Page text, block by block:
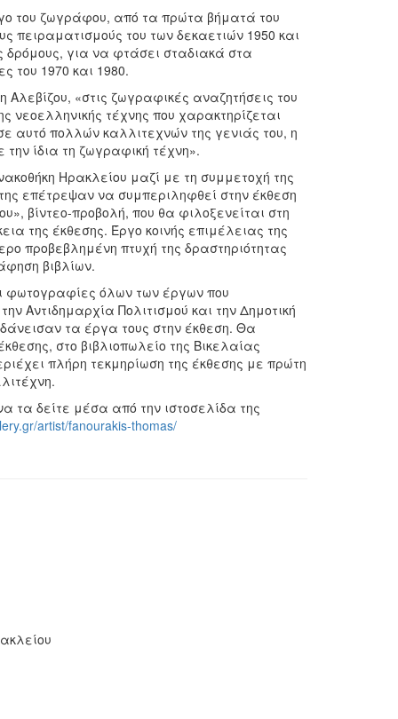
του ζωγράφου, από τα πρώτα βήματά του
πειραματισμούς του των δεκαετιών 1950 και
δρόμους, για να φτάσει σταδιακά στα
του 1970 και 1980.
Αλεβίζου, «στις ζωγραφικές αναζητήσεις του
νεοελληνικής τέχνης που χαρακτηρίζεται
αυτό πολλών καλλιτεχνών της γενιάς του, η
ίδια τη ζωγραφική τέχνη».
Ηρακλείου μαζί με τη συμμετοχή της
επέτρεψαν να συμπεριληφθεί στην έκθεση
βίντεο-προβολή, που θα φιλοξενείται στη
της έκθεσης. Έργο κοινής επιμέλειας της
προβεβλημένη πτυχή της δραστηριότητας
βιβλίων.
φωτογραφίες όλων των έργων που
Αντιδημαρχία Πολιτισμού και την Δημοτική
τα έργα τους στην έκθεση. Θα
στο βιβλιοπωλείο της Βικελαίας
πλήρη τεκμηρίωση της έκθεσης με πρώτη
τα δείτε μέσα από την ιστοσελίδα της
artist/fanourakis-thomas/